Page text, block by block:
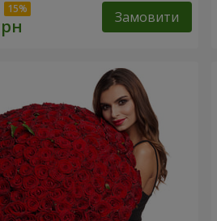
Замовити